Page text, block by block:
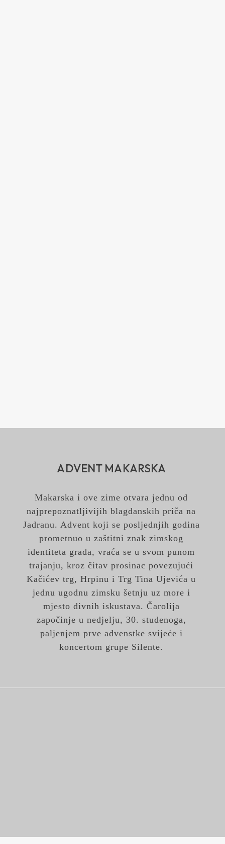
ADVENT MAKARSKA
Makarska i ove zime otvara jednu od
najprepoznatljivijih blagdanskih priča na
Jadranu. Advent koji se posljednjih godina
prometnuo u zaštitni znak zimskog
identiteta grada, vraća se u svom punom
trajanju, kroz čitav prosinac povezujući
Kačićev trg, Hrpinu i Trg Tina Ujevića u
jednu ugodnu zimsku šetnju uz more i
mjesto divnih iskustava. Čarolija
započinje u nedjelju, 30. studenoga,
paljenjem prve advenstke svijeće i
koncertom grupe Silente.